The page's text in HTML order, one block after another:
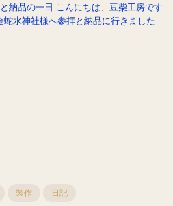
納品の一日 こんにちは、豆柴工房です
蛇水神社様へ参拝と納品に行きました
製作 日記